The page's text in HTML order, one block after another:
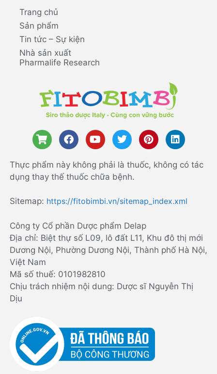
Trang chủ
Sản phẩm
Tin tức – Sự kiện
Nhà sản xuất
Pharmalife Research
Thực phẩm này không phải là thuốc, không có tác
dụng thay thế thuốc chữa bệnh.
Sitemap: https://fitobimbi.vn/sitemap_index.xml
Công ty Cổ phần Dược phẩm Delap
Địa chỉ: Biệt thự số L09, lô đất L11, Khu đô thị mới
Dương Nội, Phường Dương Nội, Thành phố Hà Nội,
Việt Nam
Mã số thuế: 0101982810
Chịu trách nhiệm nội dung: Dược sĩ Nguyễn Thị
Dịu